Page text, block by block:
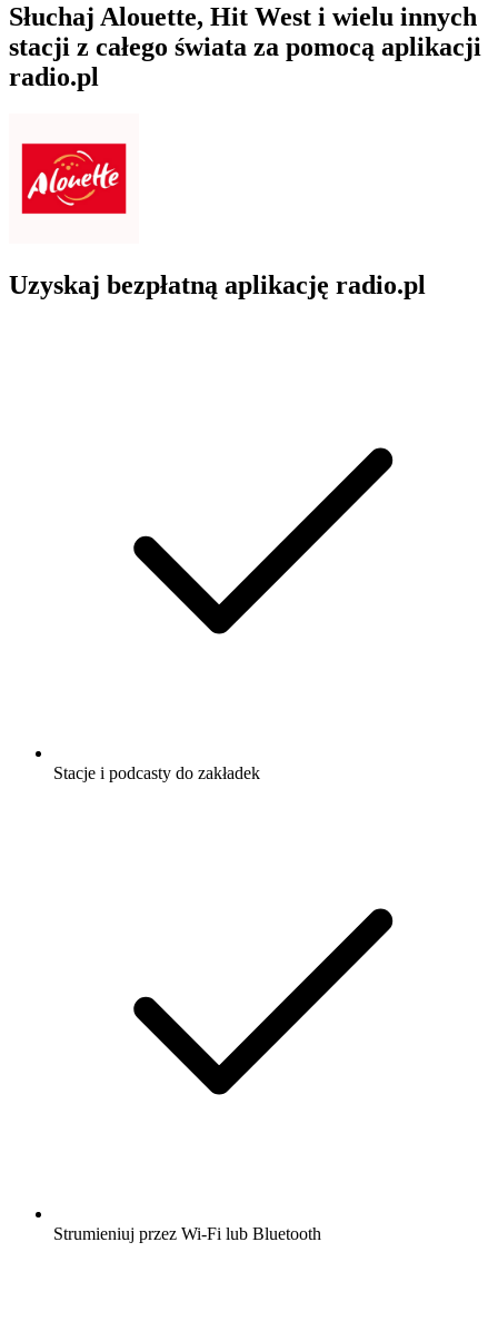
Słuchaj Alouette, Hit West i wielu innych
stacji z całego świata za pomocą aplikacji
radio.pl
Uzyskaj bezpłatną aplikację radio.pl
Stacje i podcasty do zakładek
Strumieniuj przez Wi-Fi lub Bluetooth